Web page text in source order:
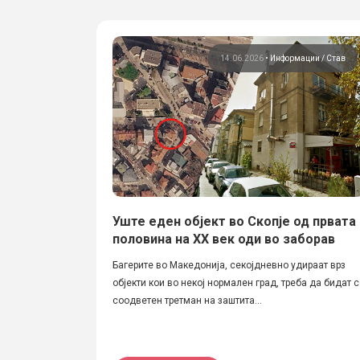
14.06.2026 • Информации Став
Уште еден објект во Скопје од првата
половина на XX век оди во заборав
Багерите во Македонија, секојдневно удираат врз
објекти кои во некој нормален град, треба да бидат
соодветен третман на заштита...